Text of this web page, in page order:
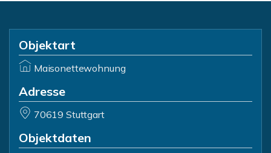
Objektart
Maisonettewohnung
Adresse
70619 Stuttgart
Objektdaten